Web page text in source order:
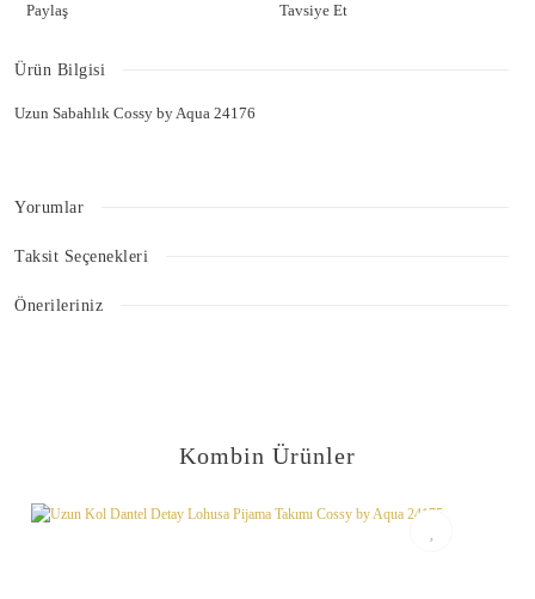
Paylaş
Tavsiye Et
Ürün Bilgisi
Uzun Sabahlık Cossy by Aqua 24176
Yorumlar
Taksit Seçenekleri
Önerileriniz
Ürün açıklamasında eksik bilgiler bulunuyor.
Kombin Ürünler